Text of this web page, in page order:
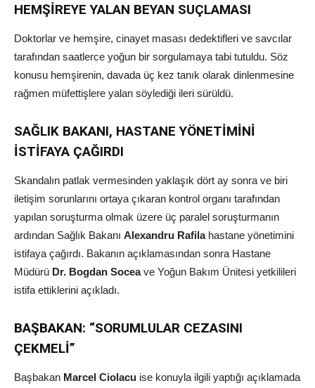
HEMŞİREYE YALAN BEYAN SUÇLAMASI
Doktorlar ve hemşire, cinayet masası dedektifleri ve savcılar
tarafından saatlerce yoğun bir sorgulamaya tabi tutuldu. Söz
konusu hemşirenin, davada üç kez tanık olarak dinlenmesine
rağmen müfettişlere yalan söylediği ileri sürüldü.
SAĞLIK BAKANI, HASTANE YÖNETİMİNİ
İSTİFAYA ÇAĞIRDI
Skandalın patlak vermesinden yaklaşık dört ay sonra ve biri
iletişim sorunlarını ortaya çıkaran kontrol organı tarafından
yapılan soruşturma olmak üzere üç paralel soruşturmanın
ardından Sağlık Bakanı Alexandru Rafila hastane yönetimini
istifaya çağırdı. Bakanın açıklamasından sonra Hastane
Müdürü Dr. Bogdan Soceave Yoğun Bakım Ünitesi yetkilileri
istifa ettiklerini açıkladı.
BAŞBAKAN: “SORUMLULAR CEZASINI
ÇEKMELİ”
Başbakan Marcel Ciolacu ise konuyla ilgili yaptığı açıklamada